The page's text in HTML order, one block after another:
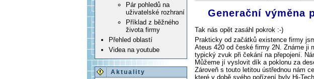
Pár pohledů na
uživatelské rozhraní
Příklad z běžného
života firmy
Přehled oblastí
Videa na youtube
Aktuality
Generační výměna
Tak nás opět zasáhl pokrok :-)
Prakticky od začátků existence firmy
Ateus 420 od české firmy 2N. Známe ji
typický zvuk při čekání na přepojení.
Můžeme jí vyslovit dík a poklonu za
Zároveň s touto letitou ústřednou nám
které v době svého pořízení byly Hi-Tech.